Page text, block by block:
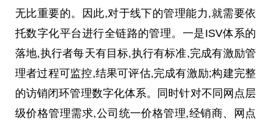
无比重要的。因此,对于线下的管理能力,就需要依
托数字化平台进行全链路的管理。一是ISV体系的
落地,执行者每天有目标,执行有标准,完成有激励管
理者过程可监控,结果可评估,完成有激励;构建完整
的访销闭环管理数字化体系。同时针对不同网点层
级价格管理需求,公司统一价格管理,经销商、网点